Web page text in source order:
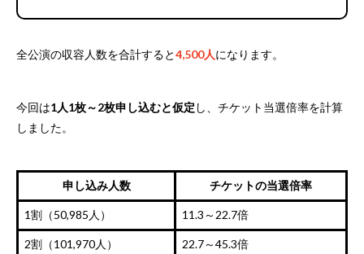
全公演の収容人数を合計すると4,500人になります。
今回は1人1枚～2枚申し込むと仮定 し、チケット当選倍率を計算
しました。
申し込み人数 チケットの当選倍率
1割（50,985人） 11.3～22.7倍
2割（101,970人） 22.7～45.3倍